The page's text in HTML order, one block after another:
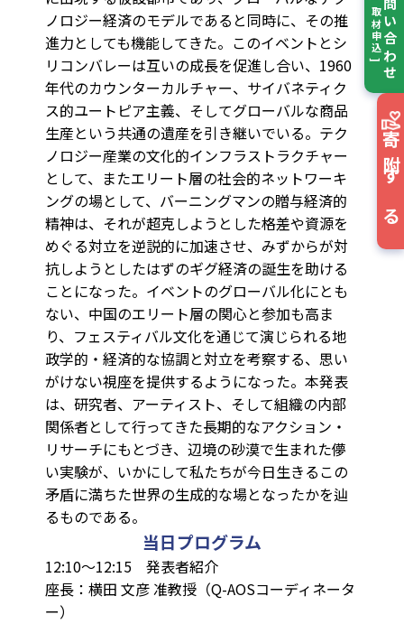
お問い合わせ
[ 取材申込 ]
寄附する
ノロジー経済のモデルであると同時に、その推
進力としても機能してきた。このイベントとシ
リコンバレーは互いの成長を促進し合い、1960
年代のカウンターカルチャー、サイバネティク
ス的ユートピア主義、そしてグローバルな商品
生産という共通の遺産を引き継いでいる。テク
ノロジー産業の文化的インフラストラクチャー
として、またエリート層の社会的ネットワーキ
ングの場として、バーニングマンの贈与経済的
精神は、それが超克しようとした格差や資源を
めぐる対立を逆説的に加速させ、みずからが対
抗しようとしたはずのギグ経済の誕生を助ける
ことになった。イベントのグローバル化にとも
ない、中国のエリート層の関心と参加も高ま
り、フェスティバル文化を通じて演じられる地
政学的・経済的な協調と対立を考察する、思い
がけない視座を提供するようになった。本発表
は、研究者、アーティスト、そして組織の内部
関係者として行ってきた長期的なアクション・
リサーチにもとづき、辺境の砂漠で生まれた儚
い実験が、いかにして私たちが今日生きるこの
矛盾に満ちた世界の生成的な場となったかを辿
るものである。
当日プログラム
12:10～12:15 発表者紹介
座長：横田 文彦 准教授（Q-AOSコーディネータ
ー）